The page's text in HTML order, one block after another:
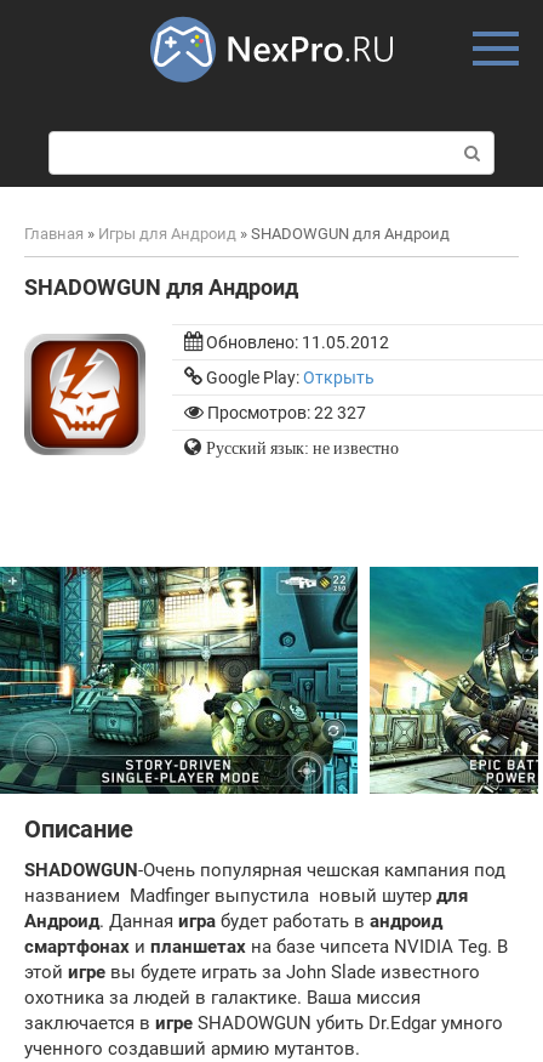
о
и
к
Главная » Игры для Андроид » SHADOWGUN для Андроид
SHADOWGUN для Андроид
Обновлено: 11.05.2012
Google Play:Открыть
Просмотров: 22 327
Русский язык: не известно
Описание
SHADOWGUN-Очень популярная чешская кампания под
названием Madfinger выпустила новый шутер для
Андроид. Данная игра будет работать в андроид
смартфонах и планшетах на базе чипсета NVIDIA Teg. В
этой игре вы будете играть за John Slade известного
охотника за людей в галактике. Ваша миссия
заключается в игре SHADOWGUN убить Dr.Edgar умного
ученного создавший армию мутантов.